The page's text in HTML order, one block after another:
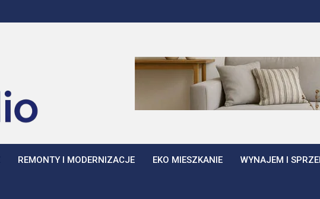
REMONTY I MODERNIZACJE EKO MIESZKANIE WYNAJEM I